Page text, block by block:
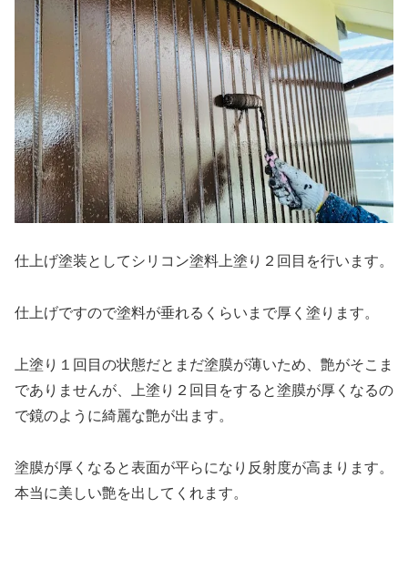
仕上げ塗装としてシリコン塗料上塗り２回目を行います。
仕上げですので塗料が垂れるくらいまで厚く塗ります。
上塗り１回目の状態だとまだ塗膜が薄いため、艶がそこま
でありませんが、上塗り２回目をすると塗膜が厚くなるの
で鏡のように綺麗な艶が出ます。
塗膜が厚くなると表面が平らになり反射度が高まります。
本当に美しい艶を出してくれます。